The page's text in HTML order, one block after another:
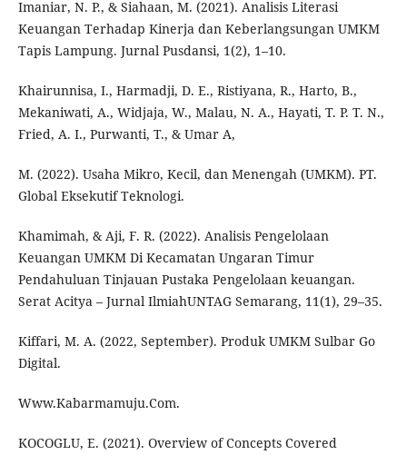
Imaniar, N. P., & Siahaan, M. (2021). Analisis Literasi
Keuangan Terhadap Kinerja dan Keberlangsungan UMKM
Tapis Lampung. Jurnal Pusdansi, 1(2), 1–10.
Khairunnisa, I., Harmadji, D. E., Ristiyana, R., Harto, B.,
Mekaniwati, A., Widjaja, W., Malau, N. A., Hayati, T. P. T. N.,
Fried, A. I., Purwanti, T., & Umar A,
M. (2022). Usaha Mikro, Kecil, dan Menengah (UMKM). PT.
Global Eksekutif Teknologi.
Khamimah, & Aji, F. R. (2022). Analisis Pengelolaan
Keuangan UMKM Di Kecamatan Ungaran Timur
Pendahuluan Tinjauan Pustaka Pengelolaan keuangan.
Serat Acitya – Jurnal IlmiahUNTAG Semarang, 11(1), 29–35.
Kiffari, M. A. (2022, September). Produk UMKM Sulbar Go
Digital.
Www.Kabarmamuju.Com.
KOCOGLU, E. (2021). Overview of Concepts Covered